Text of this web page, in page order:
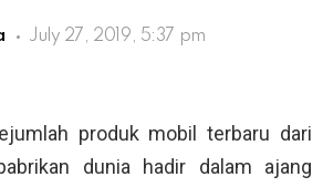
July 27, 2019, 5:37 pm
produk mobil terbaru dari
dunia hadir dalam ajang